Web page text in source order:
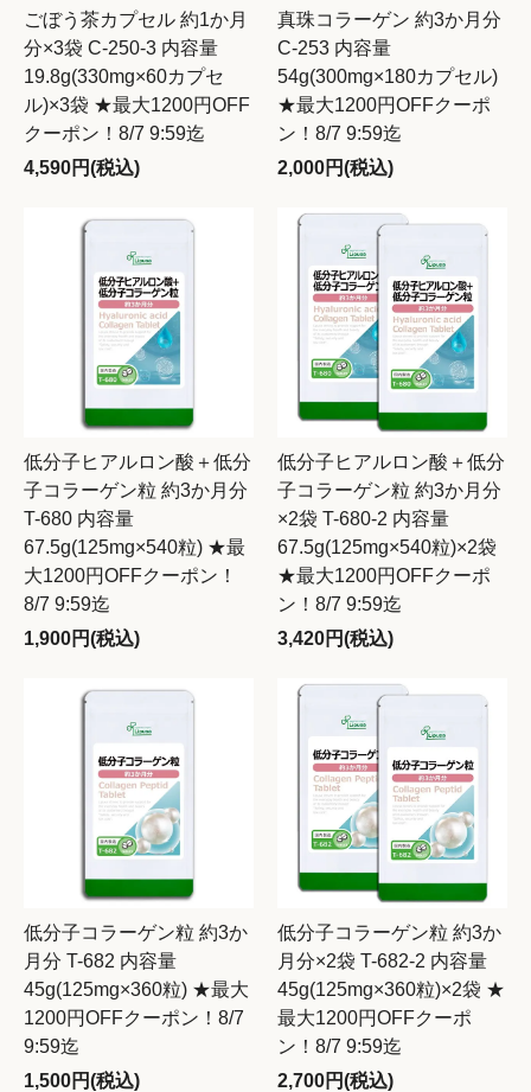
ごぼう茶カプセル 約1か月
分×3袋 C-250-3 内容量
19.8g(330mg×60カプセ
ル)×3袋 ★最大1200円OFF
クーポン！8/7 9:59迄
4,590円(税込)
真珠コラーゲン 約3か月分
C-253 内容量
54g(300mg×180カプセル)
★最大1200円OFFクーポ
ン！8/7 9:59迄
2,000円(税込)
低分子ヒアルロン酸＋低分
子コラーゲン粒 約3か月分
T-680 内容量
67.5g(125mg×540粒) ★最
大1200円OFFクーポン！
8/7 9:59迄
1,900円(税込)
低分子ヒアルロン酸＋低分
子コラーゲン粒 約3か月分
×2袋 T-680-2 内容量
67.5g(125mg×540粒)×2袋
★最大1200円OFFクーポ
ン！8/7 9:59迄
3,420円(税込)
低分子コラーゲン粒 約3か
月分 T-682 内容量
45g(125mg×360粒) ★最大
1200円OFFクーポン！8/7
9:59迄
1,500円(税込)
低分子コラーゲン粒 約3か
月分×2袋 T-682-2 内容量
45g(125mg×360粒)×2袋 ★
最大1200円OFFクーポ
ン！8/7 9:59迄
2,700円(税込)